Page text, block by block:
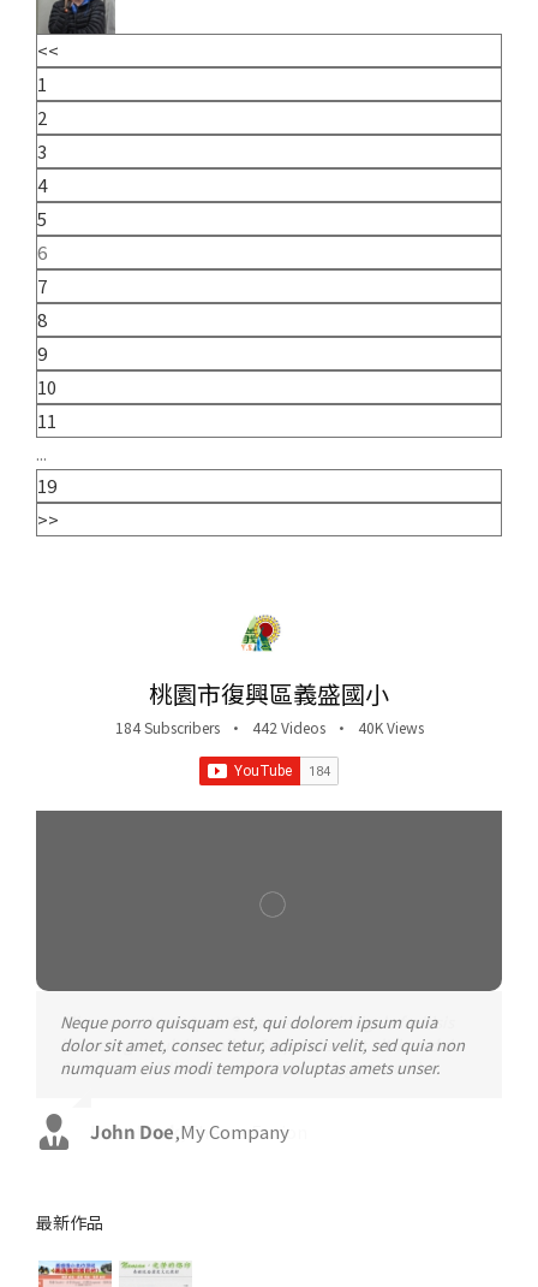
<<
1
2
3
4
5
6
7
8
9
10
11
...
19
>>
桃園市復興區義盛國小
184 Subscribers • 442 Videos • 40K Views
Neque porro quisquam est, qui dolorem ipsum quia
dolor sit amet, consec tetur, adipisci velit, sed quia non
numquam eius modi tempora voluptas amets unser.
John Doe,My Company
Aliquam erat volutpat. Quisque at est id ligula facilisis
laoreet eget pulvinar nibh. Suspendisse at ultrices dui.
Curabitur ac felis arcu sadips ipsums fugiats nemis.
Luke Beck,Theme Fusion
最新作品